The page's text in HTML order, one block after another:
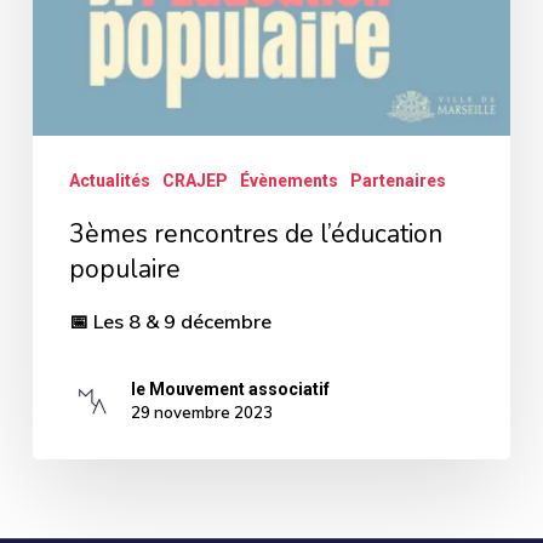
Actualités CRAJEP Évènements Partenaires
3èmes rencontres de l’éducation
populaire
📅 Les 8 & 9 décembre
le Mouvement associatif
29 novembre 2023